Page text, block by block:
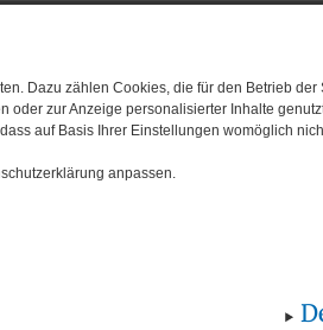
Dazu zählen Cookies, die für den Betrieb
zur Anzeige personalisierter Inhalte
auf Basis Ihrer Einstellungen womöglich
anpassen.